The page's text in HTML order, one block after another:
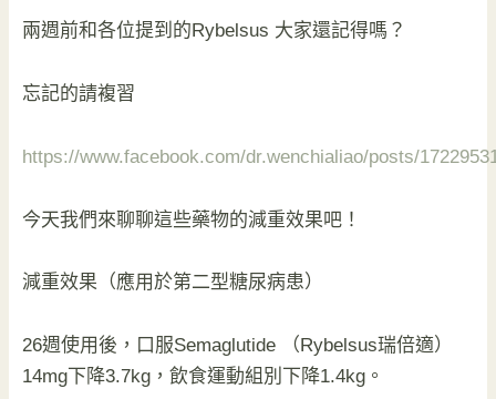
兩週前和各位提到的Rybelsus 大家還記得嗎？
忘記的請複習
https://www.facebook.com/dr.wenchialiao/posts/
今天我們來聊聊這些藥物的減重效果吧！
減重效果（應用於第二型糖尿病患）
26週使用後，口服Semaglutide （Rybelsus瑞倍適）
14mg下降3.7kg，飲食運動組別下降1.4kg。